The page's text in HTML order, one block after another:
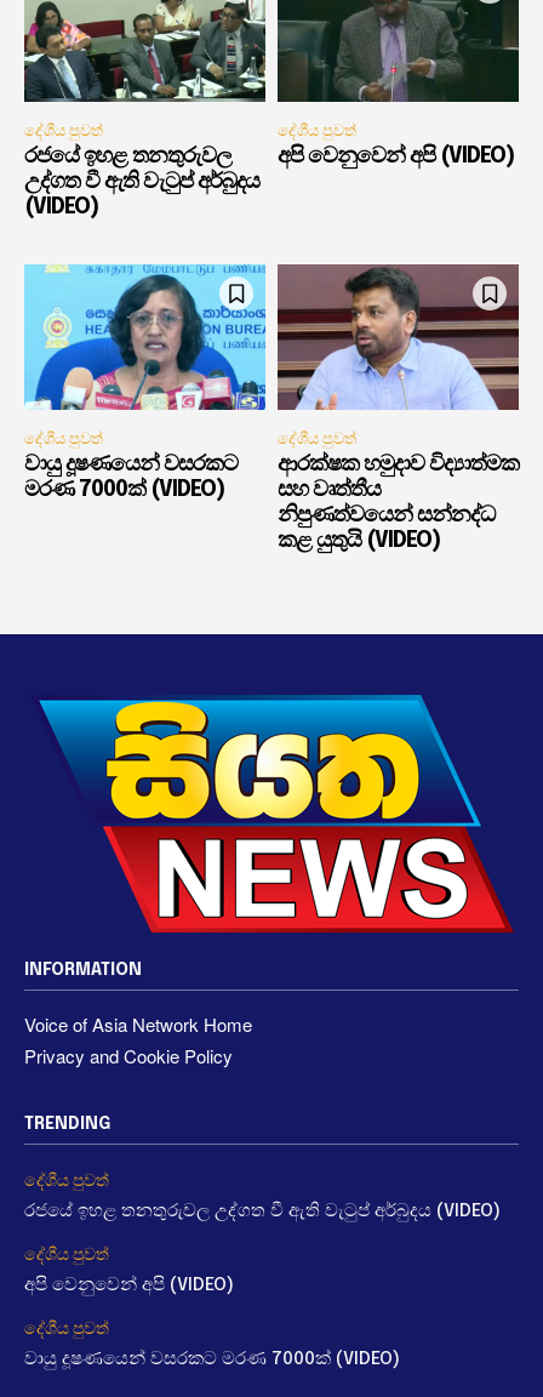
දේශීය පුවත්
රජයේ ඉහළ තනතුරුවල
උද්ගත වී ඇති වැටුප් අර්බුදය
(VIDEO)
දේශීය පුවත්
අපි වෙනුවෙන් අපි (VIDEO)
දේශීය පුවත්
වායු දූෂණයෙන් වසරකට
මරණ 7000ක් (VIDEO)
දේශීය පුවත්
ආරක්ෂක හමුදාව විද්‍යාත්මක
සහ වෘත්තීය
නිපුණත්වයෙන් සන්නද්ධ
කළ යුතුයි (VIDEO)
INFORMATION
Voice of Asia Network Home
Privacy and Cookie Policy
TRENDING
දේශීය පුවත්
රජයේ ඉහළ තනතුරුවල උද්ගත වී ඇති වැටුප් අර්බුදය (VIDEO)
දේශීය පුවත්
අපි වෙනුවෙන් අපි (VIDEO)
දේශීය පුවත්
වායු දූෂණයෙන් වසරකට මරණ 7000ක් (VIDEO)